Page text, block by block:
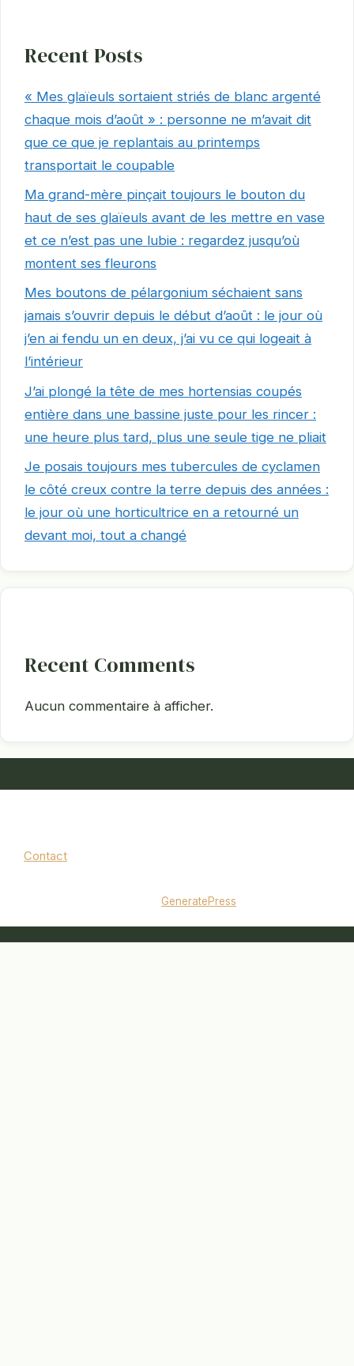
Recent Posts
« Mes glaïeuls sortaient striés de blanc argenté
chaque mois d’août » : personne ne m’avait dit
que ce que je replantais au printemps
transportait le coupable
Ma grand-mère pinçait toujours le bouton du
haut de ses glaïeuls avant de les mettre en vase
et ce n’est pas une lubie : regardez jusqu’où
montent ses fleurons
Mes boutons de pélargonium séchaient sans
jamais s’ouvrir depuis le début d’août : le jour où
j’en ai fendu un en deux, j’ai vu ce qui logeait à
l’intérieur
J’ai plongé la tête de mes hortensias coupés
entière dans une bassine juste pour les rincer :
une heure plus tard, plus une seule tige ne pliait
Je posais toujours mes tubercules de cyclamen
le côté creux contre la terre depuis des années :
le jour où une horticultrice en a retourné un
devant moi, tout a changé
Recent Comments
Aucun commentaire à afficher.
Contact
GeneratePress